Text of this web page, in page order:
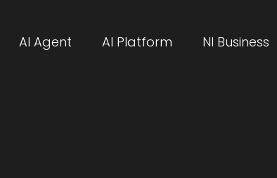
AI Agent AI Platform NI Business